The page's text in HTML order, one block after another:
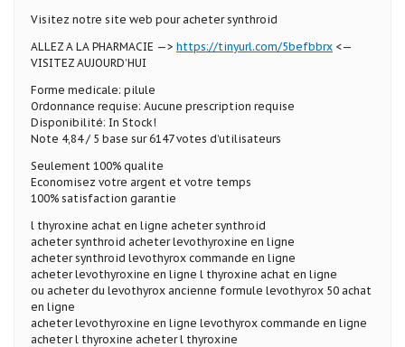
Visitez notre site web pour acheter synthroid
ALLEZ A LA PHARMACIE —> https://tinyurl.com/5befbbrx <—
VISITEZ AUJOURD’HUI
Forme medicale: pilule
Ordonnance requise: Aucune prescription requise
Disponibilité: In Stock!
Note 4,84 / 5 base sur 6147 votes d’utilisateurs
Seulement 100% qualite
Economisez votre argent et votre temps
100% satisfaction garantie
l thyroxine achat en ligne acheter synthroid
acheter synthroid acheter levothyroxine en ligne
acheter synthroid levothyrox commande en ligne
acheter levothyroxine en ligne l thyroxine achat en ligne
ou acheter du levothyrox ancienne formule levothyrox 50 achat
en ligne
acheter levothyroxine en ligne levothyrox commande en ligne
acheter l thyroxine acheter l thyroxine